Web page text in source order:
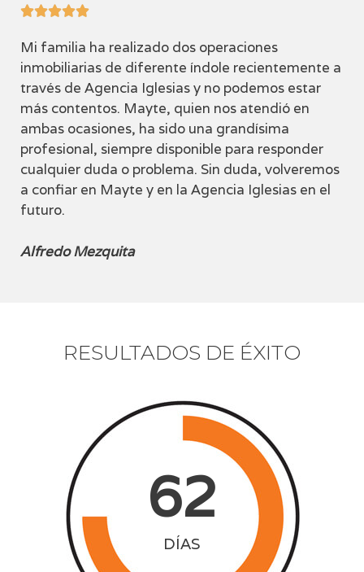

Mi familia ha realizado dos operaciones
inmobiliarias de diferente índole recientemente a
través de Agencia Iglesias y no podemos estar
más contentos. Mayte, quien nos atendió en
ambas ocasiones, ha sido una grandísima
profesional, siempre disponible para responder
cualquier duda o problema. Sin duda, volveremos
a confiar en Mayte y en la Agencia Iglesias en el
futuro.
Alfredo Mezquita
RESULTADOS DE ÉXITO
DÍAS
62